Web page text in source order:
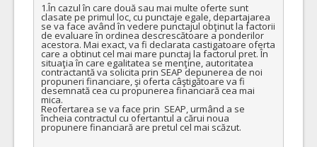
1.În cazul în care două sau mai multe oferte sunt
clasate pe primul loc, cu punctaje egale, departajarea
se va face având în vedere punctajul obţinut la factorii
de evaluare în ordinea descrescătoare a ponderilor
acestora. Mai exact, va fi declarata castigatoare oferta
care a obtinut cel mai mare punctaj la factorul pret. În
situaţia în care egalitatea se menţine, autoritatea
contractantă va solicita prin SEAP depunerea de noi
propuneri financiare, şi oferta câştigătoare va fi
desemnată cea cu propunerea financiară cea mai
mica.
Reofertarea se va face prin  SEAP, urmând a se
încheia contractul cu ofertantul a cărui noua
propunere financiară are pretul cel mai scăzut.